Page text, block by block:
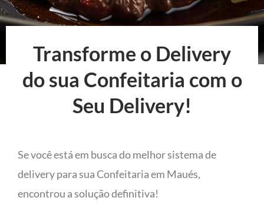
Transforme o Delivery
do sua Confeitaria com o
Seu Delivery!
Se você está em busca do melhor sistema de
delivery para sua Confeitaria em Maués,
encontrou a solução definitiva!